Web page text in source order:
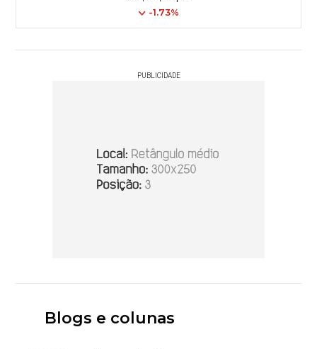
-1.73%
PUBLICIDADE
Blogs e colunas